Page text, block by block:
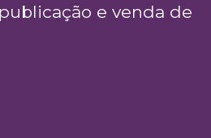
e venda de